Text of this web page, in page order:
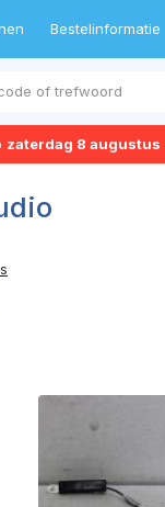
Bestelinformatie
zaterdag 8 augustus